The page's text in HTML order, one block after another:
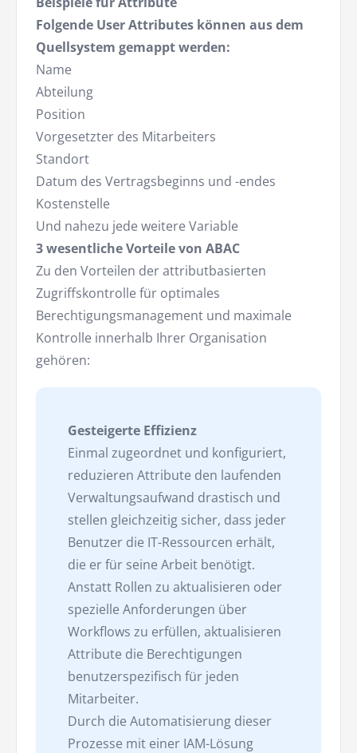
Folgende User Attributes können aus dem
Quellsystem gemappt werden:
Name
Abteilung
Position
Vorgesetzter des Mitarbeiters
Standort
Datum des Vertragsbeginns und -endes
Kostenstelle
Und nahezu jede weitere Variable
3 wesentliche Vorteile von ABAC
Zu den Vorteilen der attributbasierten
Zugriffskontrolle für optimales
Berechtigungsmanagement und maximale
Kontrolle innerhalb Ihrer Organisation
gehören:
Gesteigerte Effizienz
Einmal zugeordnet und konfiguriert,
reduzieren Attribute den laufenden
Verwaltungsaufwand drastisch und
stellen gleichzeitig sicher, dass jeder
Benutzer die IT-Ressourcen erhält,
die er für seine Arbeit benötigt.
Anstatt Rollen zu aktualisieren oder
spezielle Anforderungen über
Workflows zu erfüllen, aktualisieren
Attribute die Berechtigungen
benutzerspezifisch für jeden
Mitarbeiter.
Durch die Automatisierung dieser
Prozesse mit einer IAM-Lösung